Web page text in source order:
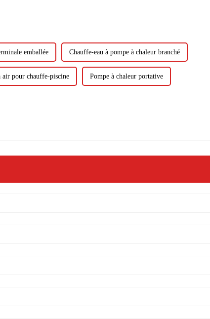
emballée Chauffe-eau à pompe à chaleur branché
air pour chauffe-piscine Pompe à chaleur portative